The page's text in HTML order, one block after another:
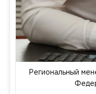
Региональный